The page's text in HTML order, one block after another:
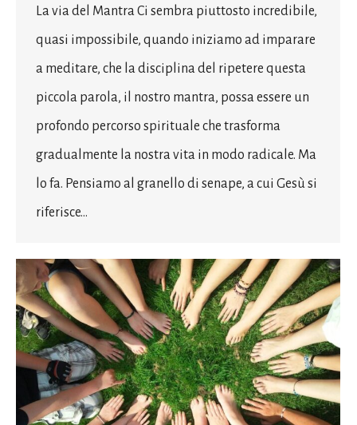
La via del Mantra Ci sembra piuttosto incredibile,
quasi impossibile, quando iniziamo ad imparare
a meditare, che la disciplina del ripetere questa
piccola parola, il nostro mantra, possa essere un
profondo percorso spirituale che trasforma
gradualmente la nostra vita in modo radicale. Ma
lo fa. Pensiamo al granello di senape, a cui Gesù si
riferisce…